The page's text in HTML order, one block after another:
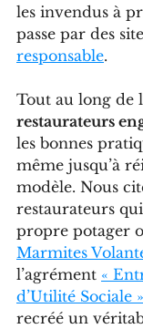
les invendus à
passe par des
responsable.
Tout au long de
restaurateurs
les bonnes
même jusqu’à
modèle. Nous
restaurateurs
propre potager
Marmites
l’agrément «
d’Utilité Sociale »
recréé un